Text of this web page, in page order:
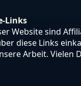
Links
Website sind
diese Links
Arbeit. Vielen